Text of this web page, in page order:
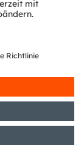
Terms of Trade